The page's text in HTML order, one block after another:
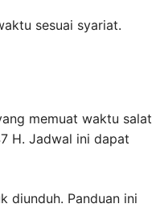
sesuai syariat.
memuat waktu salat
H. Jadwal ini dapat
diunduh. Panduan ini